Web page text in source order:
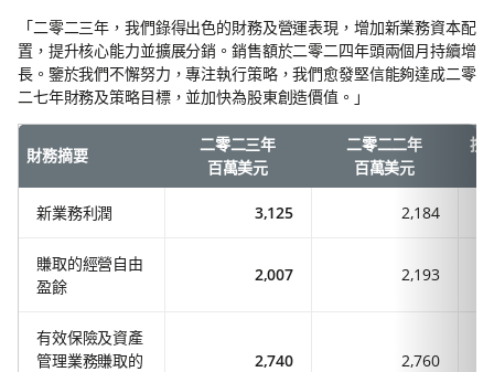
「二零二三年，我們錄得出色的財務及營運表現，增加新業務資本配
置，提升核心能力並擴展分銷。銷售額於二零二四年頭兩個月持續增
長。鑒於我們不懈努力，專注執行策略，我們愈發堅信能夠達成二零
二七年財務及策略目標，並加快為股東創造價值。」
財務摘要
二零二三年
百萬美元
二零二二年
百萬美元
按
新業務利潤 3,125 2,184
賺取的經營自由
盈餘
2,007 2,193
有效保險及資產
管理業務賺取的
2,740 2,760